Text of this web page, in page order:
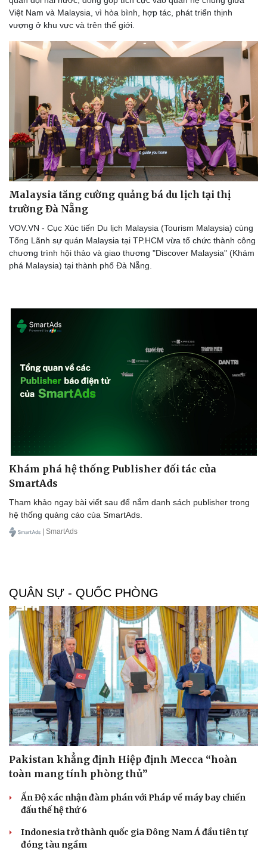
Thể thao
Lịch thi đấu bóng đá
Thế giới thể thao
eSports
Hậu trường
Ô tô - Xe máy
Ô tô
Xe máy
Tư vấn
Việt Nam và Malaysia, vì hòa bình, hợp tác, phát triển thịnh
vượng ở khu vực và trên thế giới.
Malaysia tăng cường quảng bá du lịch tại thị
trường Đà Nẵng
VOV.VN - Cục Xúc tiến Du lịch Malaysia (Tourism Malaysia) cùng
Tổng Lãnh sự quán Malaysia tại TP.HCM vừa tổ chức thành công
chương trình hội thảo và giao thương "Discover Malaysia" (Khám
phá Malaysia) tại thành phố Đà Nẵng.
Khám phá hệ thống Publisher đối tác của
SmartAds
Tham khảo ngay bài viết sau để nắm danh sách publisher trong
hệ thống quảng cáo của SmartAds.
| SmartAds
QUÂN SỰ - QUỐC PHÒNG
Pakistan khẳng định Hiệp định Mecca “hoàn
toàn mang tính phòng thủ”
Ấn Độ xác nhận đàm phán với Pháp về máy bay chiến
đấu thế hệ thứ 6
Indonesia trở thành quốc gia Đông Nam Á đầu tiên tự
đóng tàu ngầm